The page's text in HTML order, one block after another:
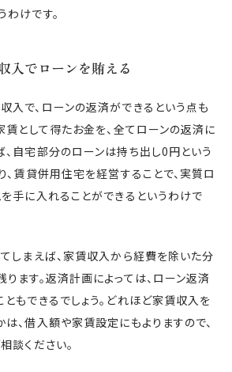
けです。
入でローンを賄える
入で、ローンの返済ができるという点も
賃として得たお金を、全てローンの返済に
、自宅部分のローンは持ち出し0円という
、賃貸併用住宅を経営することで、実質ロ
手に入れることができるというわけで
てしまえば、家賃収入から経費を除いた分
ます。返済計画によっては、ローン返済
もできるでしょう。どれほど家賃収入を
、借入額や家賃設定にもよりますので、
談ください。